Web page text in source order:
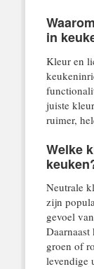
in
Kleur en
juiste
ruimer,
Welke
Neutrale
zijn
gevoel
groen of
levendige